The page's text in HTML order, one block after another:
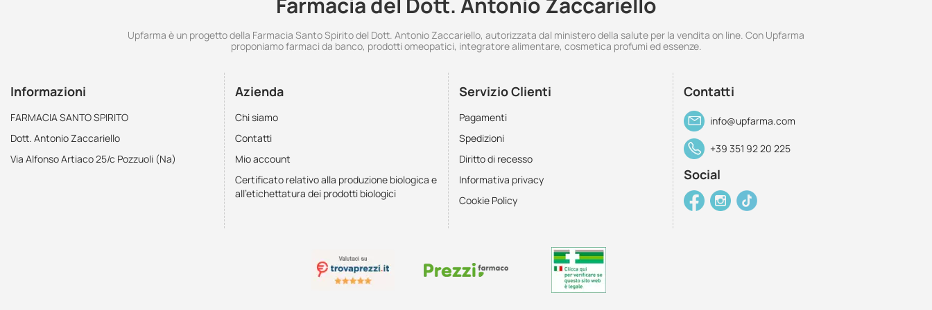
Upfarma è un progetto della Farmacia Santo Spirito del Dott. Antonio Zaccariello, autorizzata dal ministero della salute per la vendita on line. Con Upfarma
proponiamo farmaci da banco, prodotti omeopatici, integratore alimentare, cosmetica profumi ed essenze.
Informazioni
FARMACIA SANTO SPIRITO
Dott. Antonio Zaccariello
Via Alfonso Artiaco 25/c Pozzuoli (Na)
Azienda
Chi siamo
Contatti
Mio account
Certificato relativo alla produzione biologica e
all'etichettatura dei prodotti biologici
Servizio Clienti
Pagamenti
Spedizioni
Diritto di recesso
Informativa privacy
Cookie Policy
Contatti
info@upfarma.com
+39 351 92 20 225
Social